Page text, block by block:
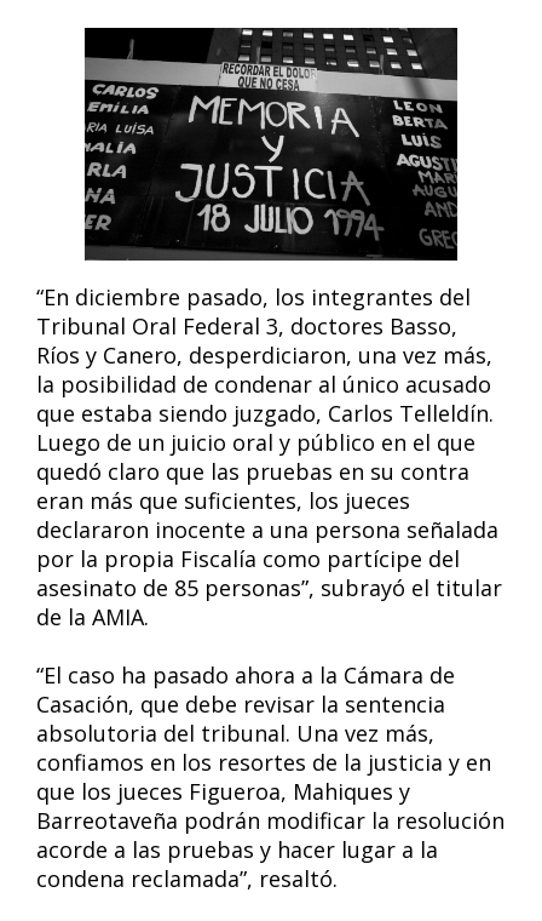
“En diciembre pasado, los integrantes del
Tribunal Oral Federal 3, doctores Basso,
Ríos y Canero, desperdiciaron, una vez más,
la posibilidad de condenar al único acusado
que estaba siendo juzgado, Carlos Telleldín.
Luego de un juicio oral y público en el que
quedó claro que las pruebas en su contra
eran más que suficientes, los jueces
declararon inocente a una persona señalada
por la propia Fiscalía como partícipe del
asesinato de 85 personas”, subrayó el titular
de la AMIA.
“El caso ha pasado ahora a la Cámara de
Casación, que debe revisar la sentencia
absolutoria del tribunal. Una vez más,
confiamos en los resortes de la justicia y en
que los jueces Figueroa, Mahiques y
Barreotaveña podrán modificar la resolución
acorde a las pruebas y hacer lugar a la
condena reclamada”, resaltó.